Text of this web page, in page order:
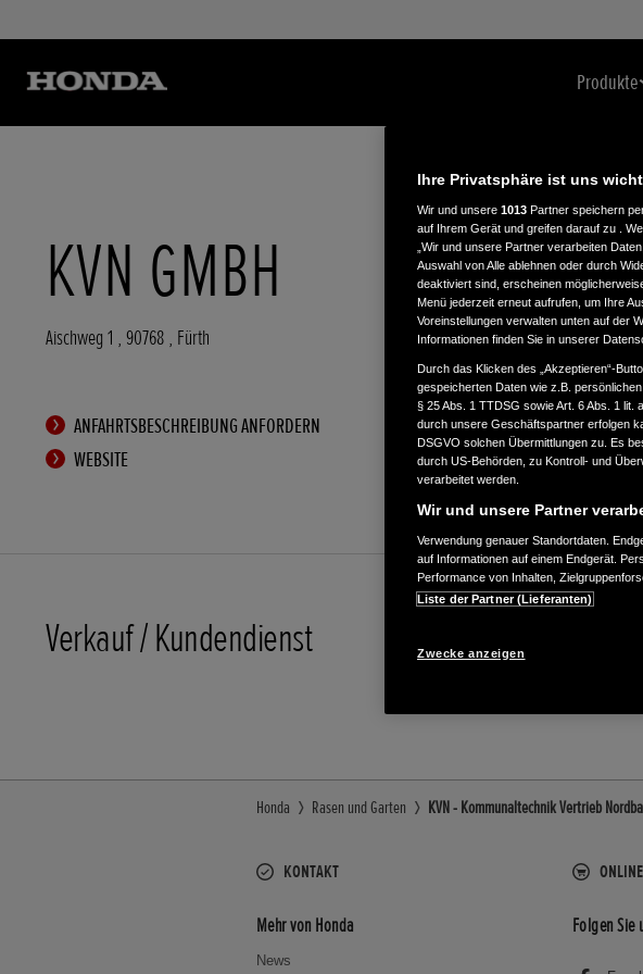
Produkte
KVN GMBH
Aischweg 1 , 90768 , Fürth
ANFAHRTSBESCHREIBUNG ANFORDERN
WEBSITE
Verkauf / Kundendienst
Honda Rasen und Garten KVN - Kommunaltechnik Vertrieb
KONTAKT
Mehr von Honda
News
Folgen Sie
Ihre Privatsphäre ist uns
Wir und unsere 1013 Partner speichern
auf Ihrem Gerät und greifen darauf zu .
„Wir und unsere Partner verarbeiten
Auswahl von Alle ablehnen oder durch
deaktiviert sind, erscheinen
Menü jederzeit erneut aufrufen, um Ihre
Voreinstellungen verwalten unten auf der
Informationen finden Sie in unserer
Durch das Klicken des „Akzeptieren“-
gespeicherten Daten wie z.B.
§ 25 Abs. 1 TTDSG sowie Art. 6 Abs. 1 lit.
durch unsere Geschäftspartner erfolgen
DSGVO solchen Übermittlungen zu. Es
durch US-Behörden, zu Kontroll- und
verarbeitet werden.
Wir und unsere Partner
Verwendung genauer Standortdaten.
auf Informationen auf einem Endgerät.
Performance von Inhalten,
Liste der Partner (Lieferanten)
Zwecke anzeigen